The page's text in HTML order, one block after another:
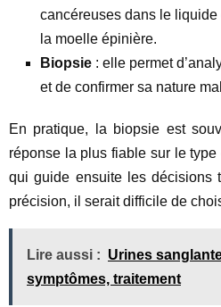
cancéreuses dans le
la moelle épinière.
Biopsie : elle permet
et de confirmer sa nature
En pratique, la biopsie est
réponse la plus fiable sur le type
qui guide ensuite les décisions
précision, il serait difficile de
Lire aussi : Urines
symptômes, traitement